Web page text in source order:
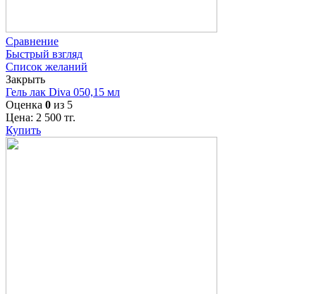
Сравнение
Быстрый взгляд
Список желаний
Закрыть
Гель лак Diva 050,15 мл
Оценка 0 из 5
Цена: 2 500 тг.
Купить